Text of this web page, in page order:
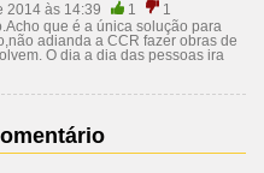
2014 às 14:39 1
1
que é a única solução para
adianda a CCR fazer obras de
O dia a dia das pessoas ira